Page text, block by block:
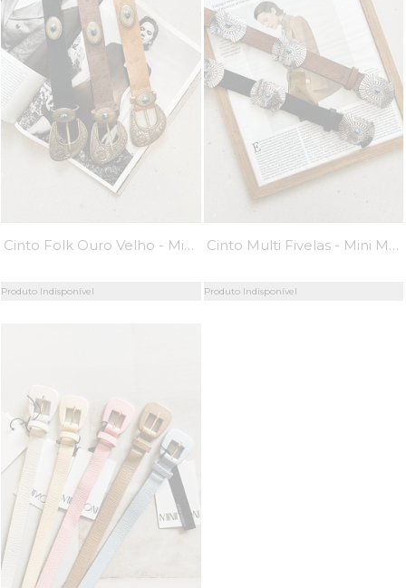
Cinto Folk Ouro Velho - Mini Moni
Produto Indisponível
Cinto Multi Fivelas - Mini Moni
Produto Indisponível